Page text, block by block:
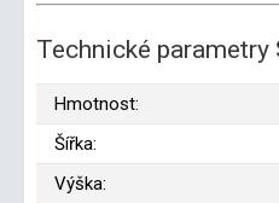
Technické parametry
Hmotnost:
Šířka:
Výška: